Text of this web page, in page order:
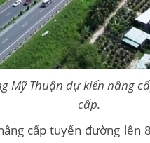
Mỹ Thuận dự kiến nâng
cấp.
cấp tuyến đường lên